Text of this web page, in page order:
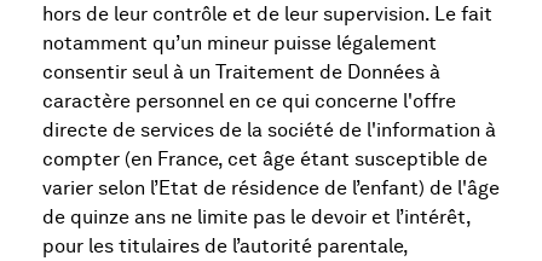
hors de leur contrôle et de leur supervision. Le fait
notamment qu’un mineur puisse légalement
consentir seul à un Traitement de Données à
caractère personnel en ce qui concerne l'offre
directe de services de la société de l'information à
compter (en France, cet âge étant susceptible de
varier selon l’Etat de résidence de l’enfant) de l'âge
de quinze ans ne limite pas le devoir et l’intérêt,
pour les titulaires de l’autorité parentale,